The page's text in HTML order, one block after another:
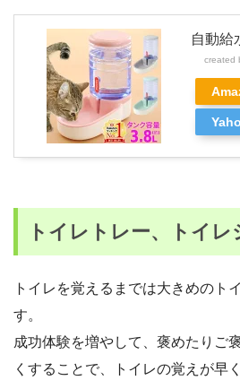
自動給
created
トイレトレー、トイレ
トイレを覚えるまでは大きめのト
す。
成功体験を増やして、褒めたりご
くすることで、トイレの覚えが早